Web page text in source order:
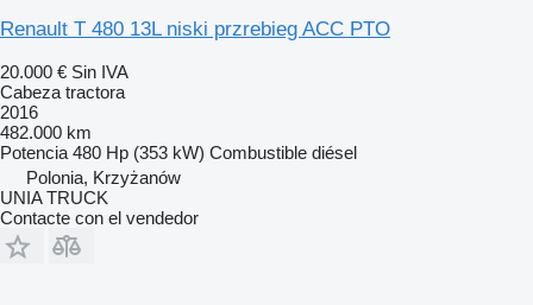
Renault T 480 13L niski przrebieg ACC PTO
20.000 € Sin IVA
Cabeza tractora
2016
482.000 km
Potencia 480 Hp (353 kW) Combustible diésel
Polonia, Krzyżanów
UNIA TRUCK
Contacte con el vendedor